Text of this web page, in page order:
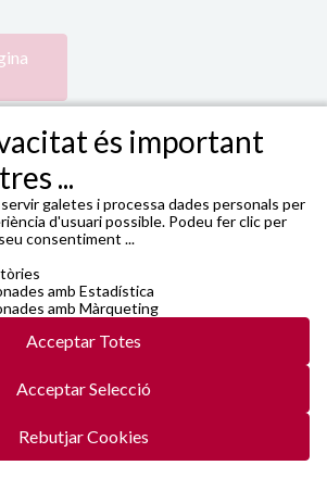
,
All rights reserved,2026
i cookies
5web5/vals/v5-r6-20250522-release20b.js
és important
...
galetes i processa dades personals per
d'usuari possible. Podeu fer clic per
consentiment ...
amb Estadística
amb Màrqueting
Acceptar Totes
Acceptar Selecció
Rebutjar Cookies